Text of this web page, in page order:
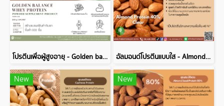
โปรตีนเพื่อผู้สูงอายุ - Golden balance whey protein อัลมอนด์โปรตีนแบบใส - Almond Protein 40% Clear
New New